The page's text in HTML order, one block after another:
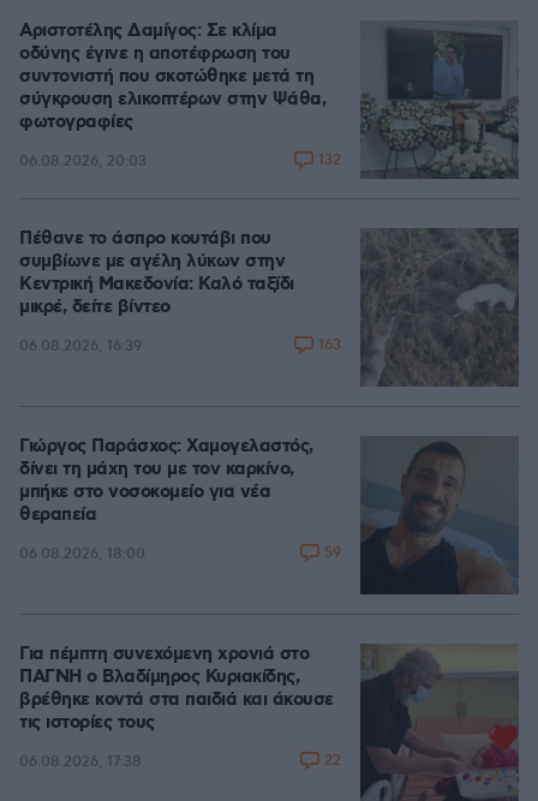
Αριστοτέλης Δαμίγος: Σε κλίμα
οδύνης έγινε η αποτέφρωση του
συντονιστή που σκοτώθηκε μετά τη
σύγκρουση ελικοπτέρων στην Ψάθα,
φωτογραφίες
06.08.2026, 20:03 132
Πέθανε το άσπρο κουτάβι που
συμβίωνε με αγέλη λύκων στην
Κεντρική Μακεδονία: Καλό ταξίδι
μικρέ, δείτε βίντεο
06.08.2026, 16:39 163
Γιώργος Παράσχος: Χαμογελαστός,
δίνει τη μάχη του με τον καρκίνο,
μπήκε στο νοσοκομείο για νέα
θεραπεία
06.08.2026, 18:00 59
Για πέμπτη συνεχόμενη χρονιά στο
ΠΑΓΝΗ ο Βλαδίμηρος Κυριακίδης,
βρέθηκε κοντά στα παιδιά και άκουσε
τις ιστορίες τους
06.08.2026, 17:38 22